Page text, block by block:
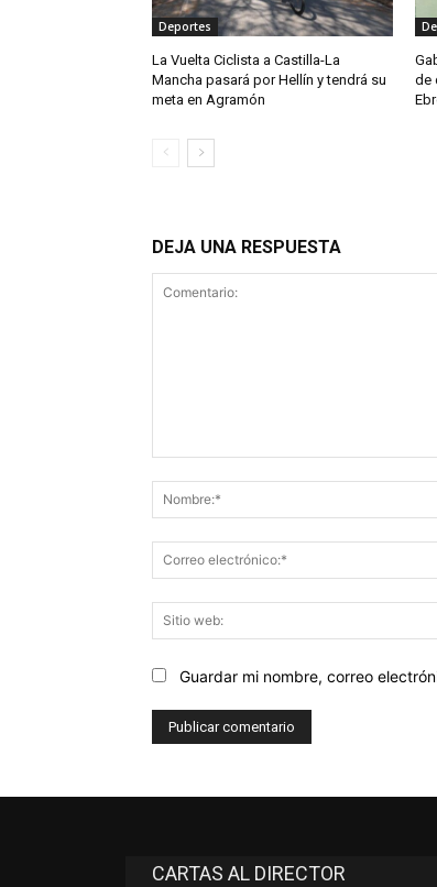
Deportes
La Vuelta Ciclista a Castilla-La
Mancha pasará por Hellín y tendrá su
meta en Agramón
de
DEJA UNA RESPUESTA
Guardar mi nombre, correo
CARTAS AL DIRECTOR